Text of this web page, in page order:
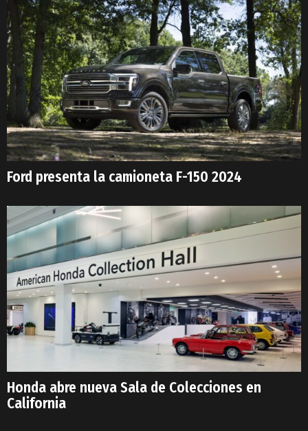
Ford presenta la camioneta F-150 2024
Honda abre nueva Sala de Colecciones en
California